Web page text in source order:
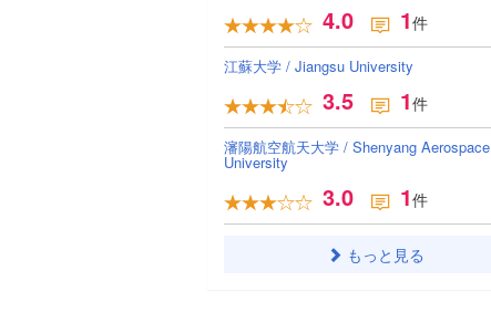
4.0 1件
江蘇大学 / Jiangsu University
3.5 1件
瀋陽航空航天大学 / Shenyang Aerospace
University
3.0 1件
もっと見る